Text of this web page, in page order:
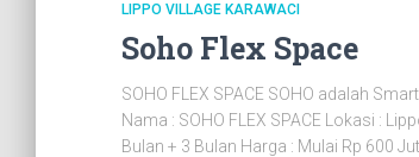
LIPPO VILLAGE KARAWACI
Soho Flex Space
SOHO FLEX SPACE SOHO adalah
Nama : SOHO FLEX SPACE Lokasi :
Bulan + 3 Bulan Harga : Mulai Rp 600